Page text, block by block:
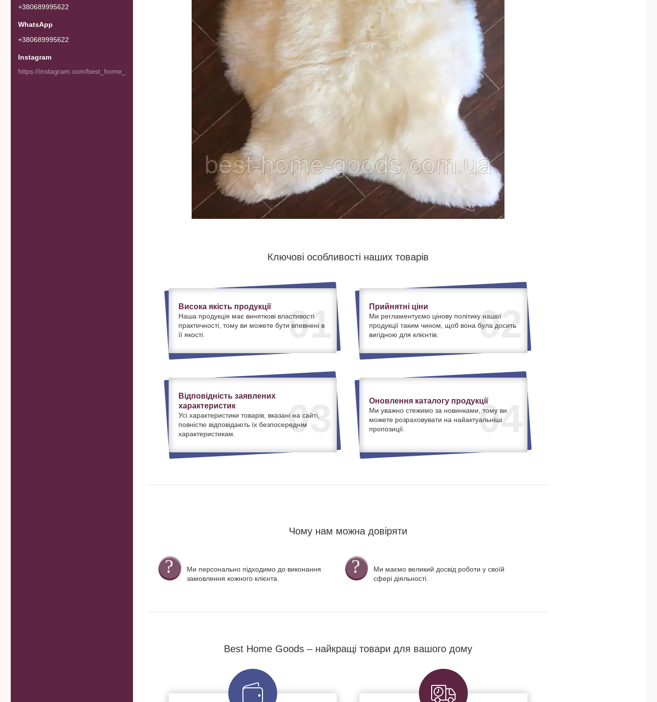
Ключові особливості наших товарів
01
Висока якість продукції
Наша продукція має виняткові властивості
практичності, тому ви можете бути впевнені в
її якості.
02
Прийнятні ціни
Ми регламентуємо цінову політику нашої
продукції таким чином, щоб вона була досить
вигідною для клієнтів.
03
Відповідність заявлених
характеристик
Усі характеристики товарів, вказані на сайті,
повністю відповідають їх безпосереднім
характеристикам.
04
Оновлення каталогу продукції
Ми уважно стежимо за новинками, тому ви
можете розраховувати на найактуальніші
пропозиції.
Чому нам можна довіряти
Ми персонально підходимо до виконання
замовлення кожного клієнта.
Ми маємо великий досвід роботи у своїй
сфері діяльності.
Best Home Goods – найкращі товари для вашого дому
+380689995622
+380689995622
Instagram
https://instagram.com/best_home_goods